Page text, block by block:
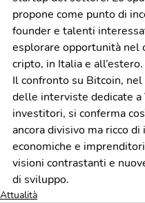
propone come punto di
founder e talenti
esplorare opportunità nel
cripto, in Italia e all’estero.
Il confronto su Bitcoin,
delle interviste dedicate a
investitori, si conferma
ancora divisivo ma ricco di
economiche e
visioni contrastanti e
di sviluppo.
Attualità